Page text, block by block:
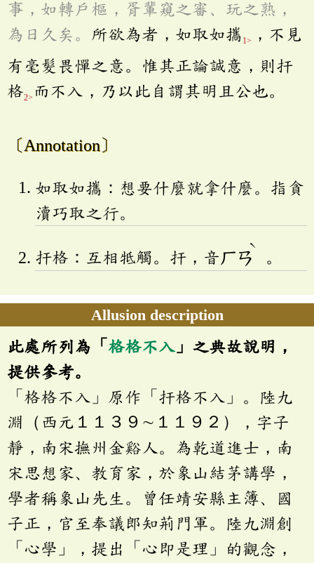
事，如轉戶樞，胥輩窺之審、玩之熟，
為日久矣。 所欲為者，如取如攜 1>
，不見
有毫髮畏憚之意。惟其正論誠意，則扞
格2> 而不入，乃以此自謂其明且公也。
〔Annotation〕
如取如攜：想要什麼就拿什麼。指貪
瀆巧取之行。
扞格：互相牴觸。扞，音ㄏㄢ
ˋ
。
Allusion description
此處所列為「 格格不入 」之典故說明，
提供參考。
「格格不入」原作「扞格不入」。陸九
淵（西元１１３９∼１１９２），字子
靜，南宋撫州金谿人。為乾道進士，南
宋思想家、教育家，於象山結茅講學，
學者稱象山先生。曾任靖安縣主簿、國
子正，官至奉議郎知荊門軍。陸九淵創
「心學」，提出「心即是理」的觀念，